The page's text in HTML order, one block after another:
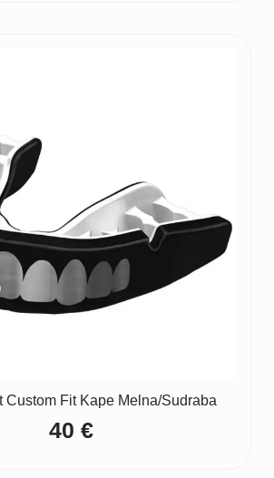
Custom Fit Kape Melna/Sudraba
40 €